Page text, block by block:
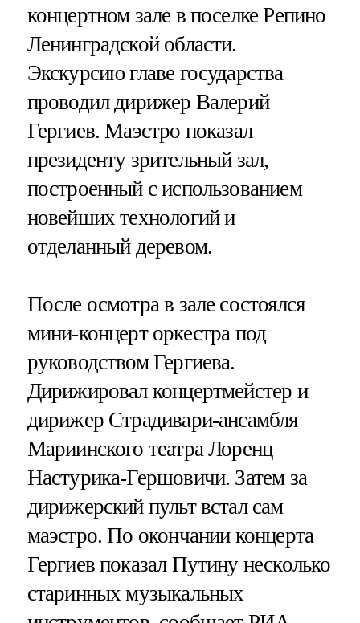
концертном зале в поселке Репино
Ленинградской области.
Экскурсию главе государства
проводил дирижер Валерий
Гергиев. Маэстро показал
президенту зрительный зал,
построенный с использованием
новейших технологий и
отделанный деревом.
После осмотра в зале состоялся
мини-концерт оркестра под
руководством Гергиева.
Дирижировал концертмейстер и
дирижер Страдивари-ансамбля
Мариинского театра Лоренц
Настурика-Гершовичи. Затем за
дирижерский пульт встал сам
маэстро. По окончании концерта
Гергиев показал Путину несколько
старинных музыкальных